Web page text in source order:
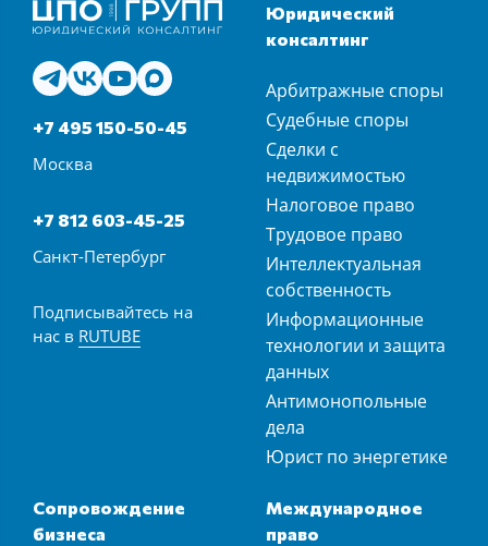
+7 495 150-50-45
Москва
+7 812 603-45-25
Санкт-Петербург
Подписывайтесь на
нас в RUTUBE
Юридический
консалтинг
Арбитражные споры
Судебные споры
Сделки с
недвижимостью
Налоговое право
Трудовое право
Интеллектуальная
собственность
Информационные
технологии и защита
данных
Антимонопольные
дела
Юрист по энергетике
Сопровождение
бизнеса
Международное
право